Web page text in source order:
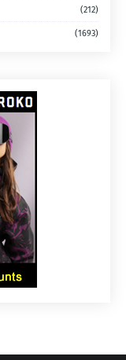
(212)
(1693)